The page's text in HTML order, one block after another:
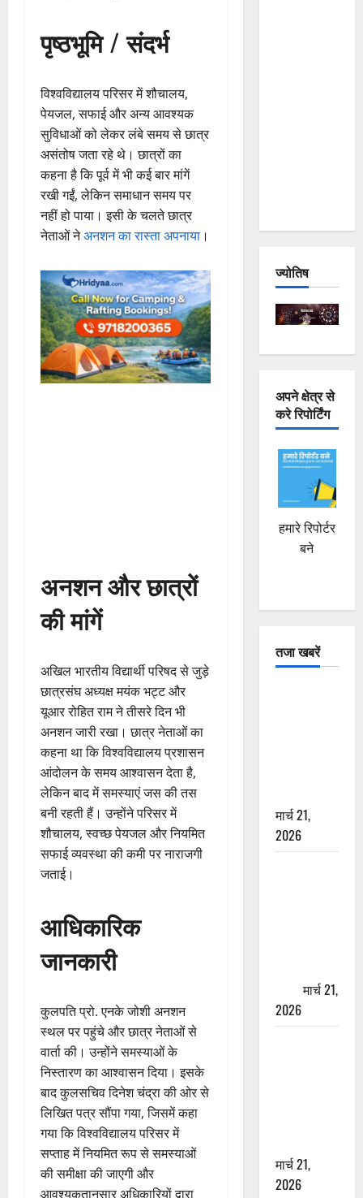
पृष्ठभूमि / संदर्भ
विश्वविद्यालय परिसर में शौचालय,
पेयजल, सफाई और अन्य आवश्यक
सुविधाओं को लेकर लंबे समय से छात्र
असंतोष जता रहे थे। छात्रों का
कहना है कि पूर्व में भी कई बार मांगें
रखी गईं, लेकिन समाधान समय पर
नहीं हो पाया। इसी के चलते छात्र
नेताओं नेअनशन का रास्ता अपनाया ।
अनशन और छात्रों
की मांगें
अखिल भारतीय विद्यार्थी परिषद से जुड़े
छात्रसंघ अध्यक्ष मयंक भट्ट और
यूआर रोहित राम ने तीसरे दिन भी
अनशन जारी रखा। छात्र नेताओं का
कहना था कि विश्वविद्यालय प्रशासन
आंदोलन के समय आश्वासन देता है,
लेकिन बाद में समस्याएं जस की तस
बनी रहती हैं। उन्होंने परिसर में
शौचालय, स्वच्छ पेयजल और नियमित
सफाई व्यवस्था की कमी पर नाराजगी
जताई।
आधिकारिक
जानकारी
कुलपति प्रो. एनके जोशी अनशन
स्थल पर पहुंचे और छात्र नेताओं से
वार्ता की। उन्होंने समस्याओं के
निस्तारण का आश्वासन दिया। इसके
बाद कुलसचिव दिनेश चंद्रा की ओर से
लिखित पत्र सौंपा गया, जिसमें कहा
गया कि विश्वविद्यालय परिसर में
सप्ताह में नियमित रूप से समस्याओं
की समीक्षा की जाएगी और
आवश्यकतानुसार अधिकारियों द्वारा
ज्योतिष
अपने क्षेत्र से
करे रिपोर्टिंग
हमारे रिपोर्टर
बने
तजा खबरें
मार्च 21,
2026
मार्च 21,
2026
मार्च 21,
2026